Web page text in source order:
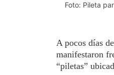
Foto: Pileta
A pocos días
manifestaron
“piletas”